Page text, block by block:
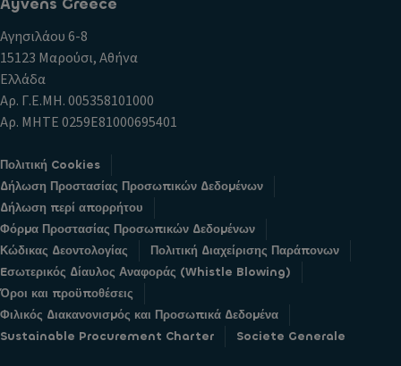
Αγησιλάου 6-8
15123 Μαρούσι, Αθήνα
Ελλάδα
Αρ. Γ.Ε.ΜΗ. 005358101000
Αρ. ΜΗΤΕ 0259E81000695401
Πολιτική Cookies
Δήλωση Προστασίας Προσωπικών Δεδομένων
Δήλωση περί απορρήτου
Φόρμα Προστασίας Προσωπικών Δεδομένων
Κώδικας Δεοντολογίας
Πολιτική Διαχείρισης Παράπονων
Eσωτερικός Δίαυλος Αναφοράς (Whistle Blowing)
Όροι και προϋποθέσεις
Φιλικός Διακανονισμός και Προσωπικά Δεδομένα
Sustainable Procurement Charter
Societe Generale